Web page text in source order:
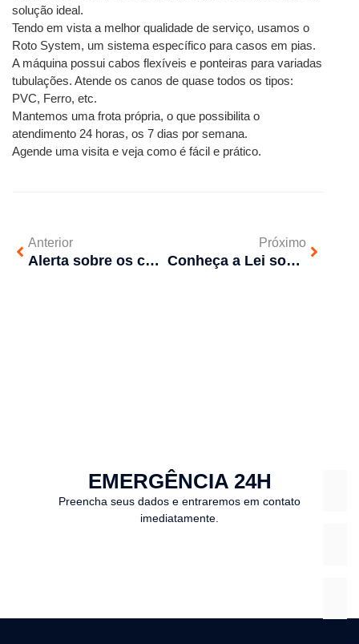
solução ideal.
Tendo em vista a melhor qualidade de serviço, usamos o
Roto System, um sistema específico para casos em pias.
A máquina possui cabos flexíveis e ponteiras para variadas
tubulações. Atende os canos de quase todos os tipos:
PVC, Ferro, etc.
Mantemos uma frota própria, o que possibilita o
atendimento 24 horas, os 7 dias por semana.
Agende uma visita e veja como é fácil e prático.
Anterior
Alerta sobre os cuidados com entupimentos durante o período de chuva de verão
Próximo
Conheça a Lei sobre a Limpeza de Caixa de Gordura
EMERGÊNCIA 24H
Preencha seus dados e entraremos em contato
imediatamente.